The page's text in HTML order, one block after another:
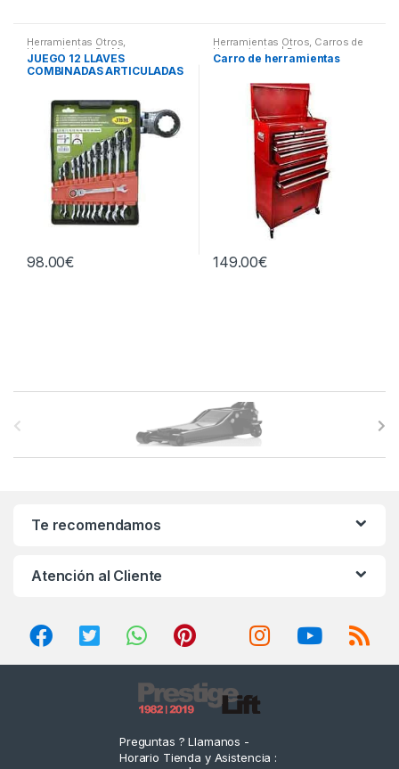
Herramientas Otros,
Herramientas De Mano
Herramientas De Mano
JUEGO 12 LLAVES
COMBINADAS ARTICULADAS
98.00€
Herramientas Otros, Carros de
Herramientas | Bancos
Carro de herramientas
149.00€
a
Te recomendamos
Atención al Cliente
Preguntas ? Llamanos -
Horario Tienda y Asistencia :